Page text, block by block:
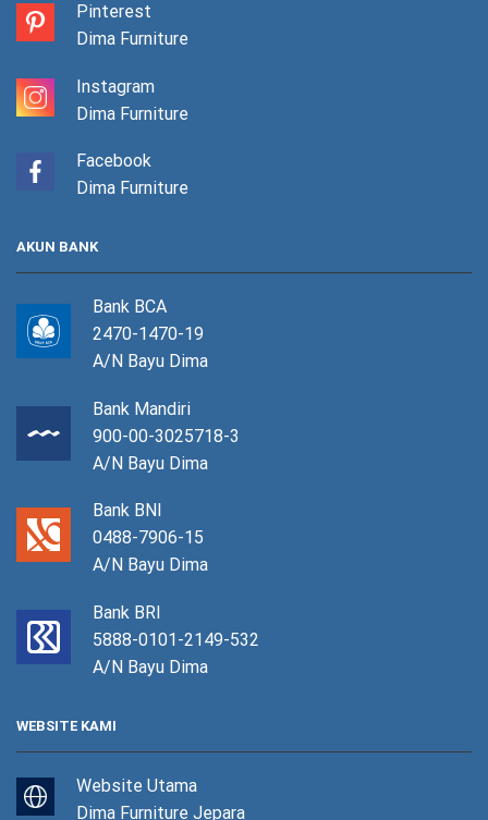
Pinterest
Dima Furniture
Instagram
Dima Furniture
Facebook
Dima Furniture
AKUN BANK
Bank BCA
2470-1470-19
A/N Bayu Dima
Bank Mandiri
900-00-3025718-3
A/N Bayu Dima
Bank BNI
0488-7906-15
A/N Bayu Dima
Bank BRI
5888-0101-2149-532
A/N Bayu Dima
WEBSITE KAMI
Website Utama
Dima Furniture Jepara